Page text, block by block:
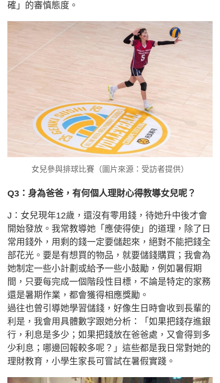
確」的審慎態度。
女兒參與排球比賽（圖片來源：受訪者提供）
Q3：身為爸爸，有何個人理財心得教導女兒呢？
J：女兒現年12歲，還沒有零用錢，待她升中後才會
開始發放。我常教導她「應使得使」的道理，除了日
常用錢外，用剩的錢一定要儲起來，絕對不能把錢全
部花光。要是有想買的物品，就要儲錢購買；我會為
她制定一些小計劃或給予一些小鼓勵，例如暑假期
間，只要每完成一個階段性目標，不論是特定的家務
還是暑期作業，都會獲得相應獎勵。
過往也曾引導她學習儲錢，好像生日時會收到長輩的
利是，我會用具體數字跟她分析：「如果把錢存進銀
行，利息是多少；如果把錢放在爸爸處，又會得到多
少利息；哪邊回報較多呢？」這些都是我日常對她的
理財教育，小學生家長可嘗試在暑假實踐。